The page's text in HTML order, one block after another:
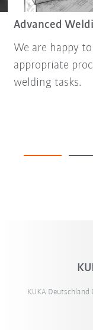
Advanced
We are happy
appropriate
welding tasks.
KUKA